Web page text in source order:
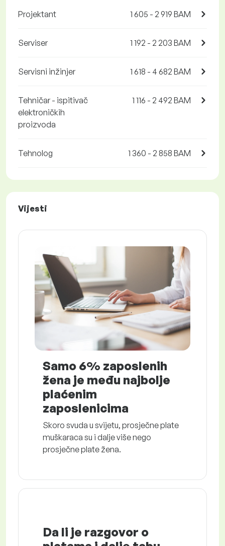
Projektant 1 605 - 2 919 BAM
Serviser 1 192 - 2 203 BAM
Servisni inžinjer 1 618 - 4 682 BAM
Tehničar - ispitivač
elektroničkih
proizvoda
1 116 - 2 492 BAM
Tehnolog 1 360 - 2 858 BAM
Vijesti
Samo 6% zaposlenih
žena je među najbolje
plaćenim
zaposlenicima
Skoro svuda u svijetu, prosječne plate
muškaraca su i dalje više nego
prosječne plate žena.
Da li je razgovor o